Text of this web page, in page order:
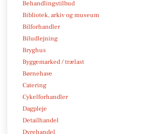
Behandlingstilbud
Bibliotek, arkiv og museum
Bilforhandler
Biludlejning
Bryghus
Byggemarked / trælast
Børnehave
Catering
Cykelforhandler
Dagpleje
Detailhandel
Dyrehandel